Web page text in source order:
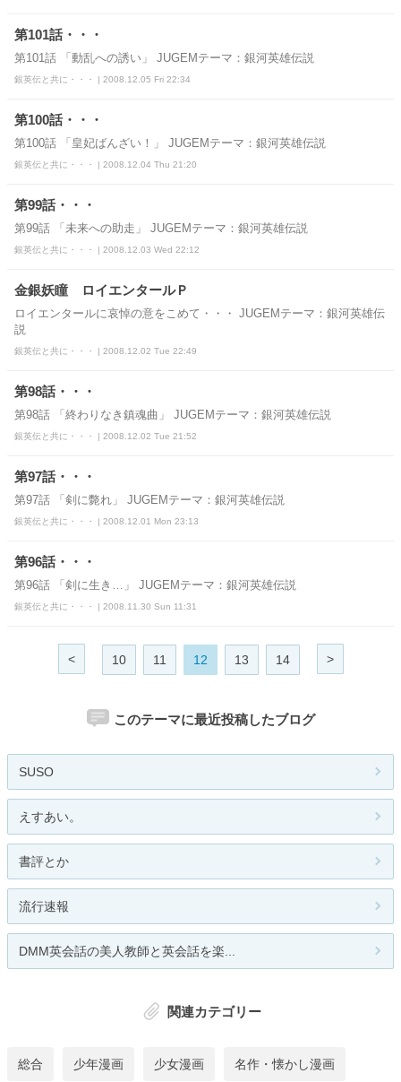
第101話・・・
第101話 「動乱への誘い」 JUGEMテーマ：銀河英雄伝説
銀英伝と共に・・・ | 2008.12.05 Fri 22:34
第100話・・・
第100話 「皇妃ばんざい！」 JUGEMテーマ：銀河英雄伝説
銀英伝と共に・・・ | 2008.12.04 Thu 21:20
第99話・・・
第99話 「未来への助走」 JUGEMテーマ：銀河英雄伝説
銀英伝と共に・・・ | 2008.12.03 Wed 22:12
金銀妖瞳 ロイエンタールＰ
ロイエンタールに哀悼の意をこめて・・・ JUGEMテーマ：銀河英雄伝
説
銀英伝と共に・・・ | 2008.12.02 Tue 22:49
第98話・・・
第98話 「終わりなき鎮魂曲」 JUGEMテーマ：銀河英雄伝説
銀英伝と共に・・・ | 2008.12.02 Tue 21:52
第97話・・・
第97話 「剣に斃れ」 JUGEMテーマ：銀河英雄伝説
銀英伝と共に・・・ | 2008.12.01 Mon 23:13
第96話・・・
第96話 「剣に生き…」 JUGEMテーマ：銀河英雄伝説
銀英伝と共に・・・ | 2008.11.30 Sun 11:31
< 10 11 12 13 14 >
このテーマに最近投稿したブログ
SUSO
えすあい。
書評とか
流行速報
DMM英会話の美人教師と英会話を楽...
関連カテゴリー
総合 少年漫画 少女漫画 名作・懐かし漫画